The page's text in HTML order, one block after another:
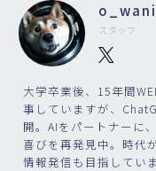
o_wani
スタッフ
大学卒業後、15年間
事していますが、
開。AIをパートナーに
喜びを再発見中。時代
情報発信も目指していま